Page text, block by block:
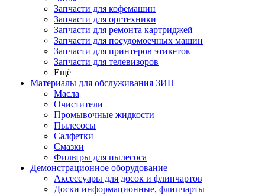
Запчасти для кофемашин
Запчасти для оргтехники
Запчасти для ремонта картриджей
Запчасти для посудомоечных машин
Запчасти для принтеров этикеток
Запчасти для телевизоров
Ещё
Материалы для обслуживания ЗИП
Масла
Очистители
Промывочные жидкости
Пылесосы
Салфетки
Смазки
Фильтры для пылесоса
Демонстрационное оборудование
Аксессуары для досок и флипчартов
Доски информационные, флипчарты